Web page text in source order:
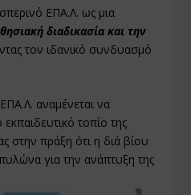
ΕΠΑ.Λ. ως μια
διαδικασία και την
τον ιδανικό συνδυασμό
αναμένεται να
τοπίο της
στην πράξη ότι η διά βίου
για την ανάπτυξη της